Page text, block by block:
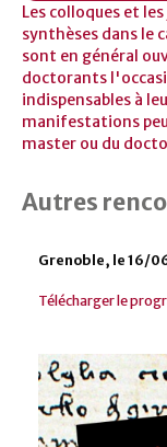
Les colloques et
synthèses dans le
sont en général
doctorants
indispensables à
manifestations
master ou du
Autres
Grenoble, le 16/
Télécharger le